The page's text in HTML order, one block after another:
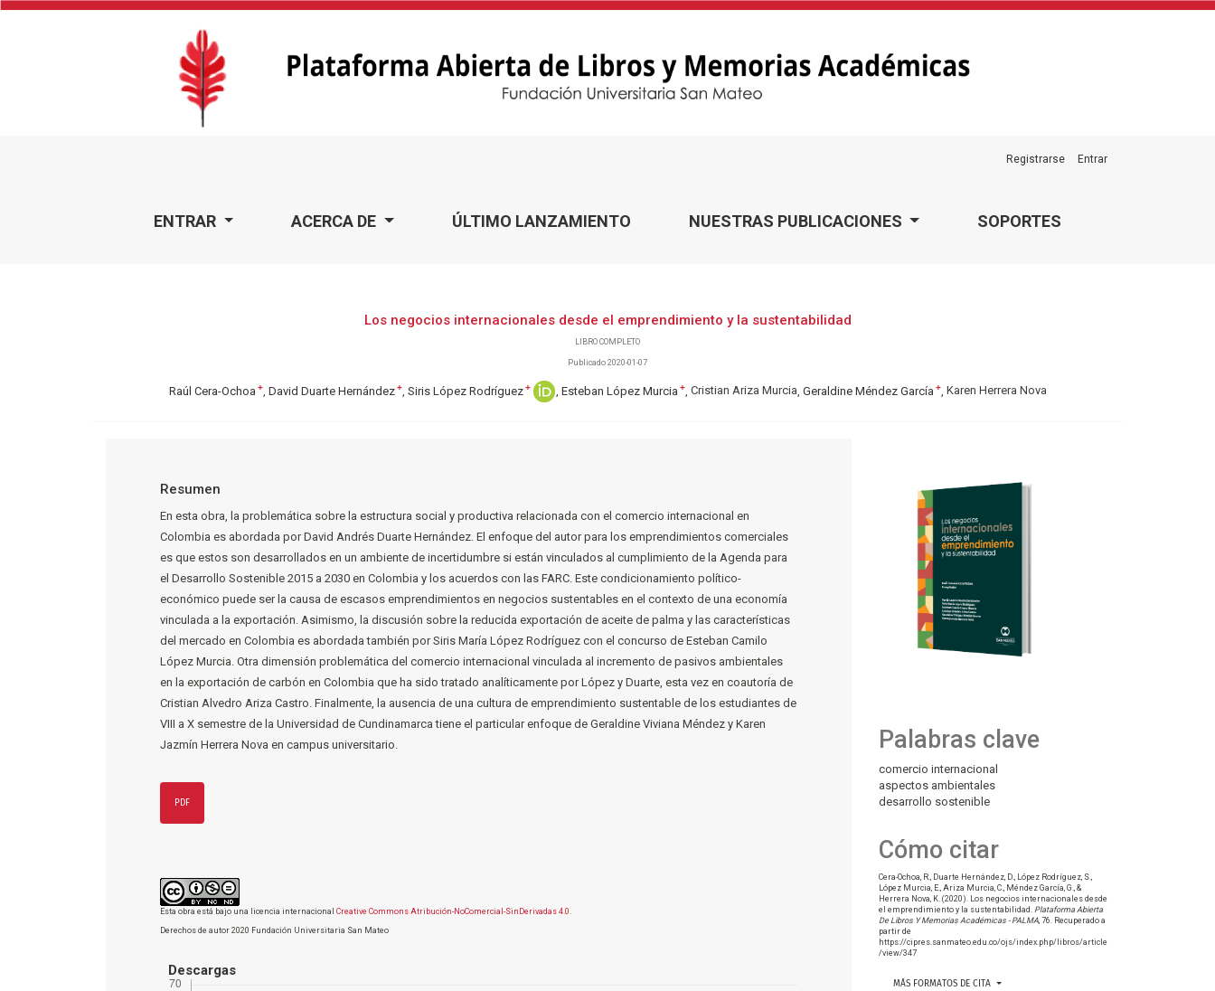
ENTRAR ACERCA DE ÚLTIMO LANZAMIENTO NUESTRAS PUBLICACIONES SOPORTES
Registrarse Entrar
Los negocios internacionales desde el emprendimiento y la sustentabilidad
LIBRO COMPLETO
Publicado 2020-01-07
Raúl Cera-Ochoa + David Duarte Hernández + Siris López Rodríguez + Esteban López Murcia + Cristian Ariza Murcia Geraldine Méndez García + Karen Herrera Nova
Palabras clave
comercio internacional
aspectos ambientales
desarrollo sostenible
Cómo citar
Cera-Ochoa, R., Duarte Hernández, D., López Rodríguez, S.,
López Murcia, E., Ariza Murcia, C., Méndez García, G., &
Herrera Nova, K. (2020). Los negocios internacionales desde
el emprendimiento y la sustentabilidad. Plataforma Abierta
De Libros Y Memorias Académicas - PALMA, 76. Recuperado a
partir de
https://cipres.sanmateo.edu.co/ojs/index.php/libros/article
/view/347
MÁS FORMATOS DE CITA
Resumen
En esta obra, la problemática sobre la estructura social y productiva relacionada con el comercio internacional en
Colombia es abordada por David Andrés Duarte Hernández. El enfoque del autor para los emprendimientos comerciales
es que estos son desarrollados en un ambiente de incertidumbre si están vinculados al cumplimiento de la Agenda para
el Desarrollo Sostenible 2015 a 2030 en Colombia y los acuerdos con las FARC. Este condicionamiento político-
económico puede ser la causa de escasos emprendimientos en negocios sustentables en el contexto de una economía
vinculada a la exportación. Asimismo, la discusión sobre la reducida exportación de aceite de palma y las características
del mercado en Colombia es abordada también por Siris María López Rodríguez con el concurso de Esteban Camilo
López Murcia. Otra dimensión problemática del comercio internacional vinculada al incremento de pasivos ambientales
en la exportación de carbón en Colombia que ha sido tratado analíticamente por López y Duarte, esta vez en coautoría de
Cristian Alvedro Ariza Castro. Finalmente, la ausencia de una cultura de emprendimiento sustentable de los estudiantes de
VIII a X semestre de la Universidad de Cundinamarca tiene el particular enfoque de Geraldine Viviana Méndez y Karen
Jazmín Herrera Nova en campus universitario.
PDF
Esta obra está bajo una licencia internacional Creative Commons Atribución-NoComercial-SinDerivadas 4.0.
Derechos de autor 2020 Fundación Universitaria San Mateo
Descargas